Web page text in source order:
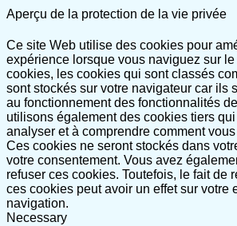
Aperçu de la protection de la vie privée
Ce site Web utilise des cookies pour
expérience lorsque vous naviguez sur
cookies, les cookies qui sont classés
sont stockés sur votre navigateur car ils
au fonctionnement des fonctionnalités
utilisons également des cookies tiers
analyser et à comprendre comment
Ces cookies ne seront stockés dans
votre consentement. Vous avez
refuser ces cookies. Toutefois, le fait de
ces cookies peut avoir un effet sur votre
navigation.
Necessary